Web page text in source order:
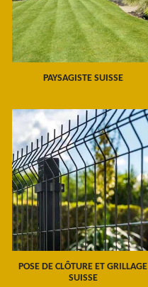
PAYSAGISTE SUISSE
POSE DE CLÔTURE ET GRILLAGE
SUISSE